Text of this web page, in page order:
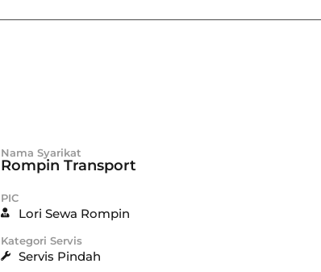
Nama Syarikat
Rompin Transport
PIC
Lori Sewa Rompin
Kategori Servis
Servis Pindah